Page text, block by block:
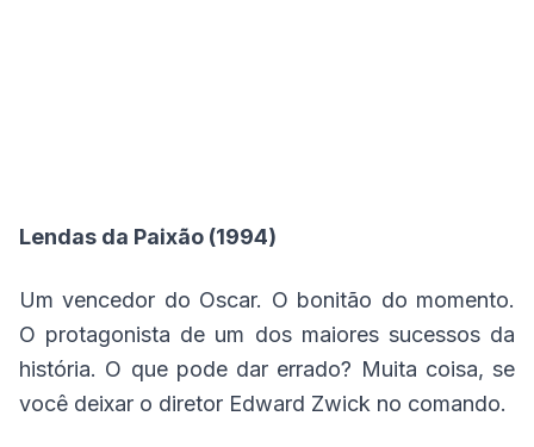
Lendas da Paixão (1994)
Um vencedor do Oscar. O bonitão do momento.
O protagonista de um dos maiores sucessos da
história. O que pode dar errado? Muita coisa, se
você deixar o diretor Edward Zwick no comando.